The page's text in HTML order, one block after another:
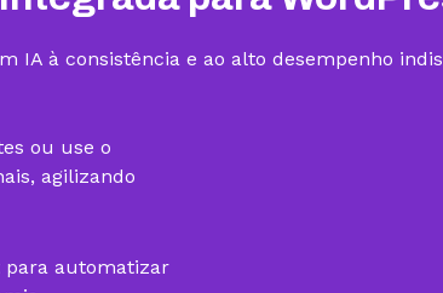
IA à consistência e ao alto desempenho
ou use o
agilizando
para automatizar